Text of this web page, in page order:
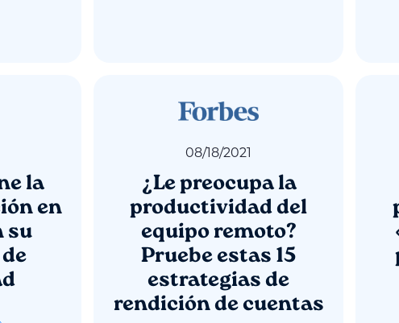
la
en
su
08/ 18/2021
¿Le preocupa la
productividad del
equipo remoto?
Pruebe estas 15
estrategias de
rendición de cuentas